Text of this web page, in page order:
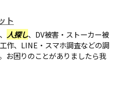
ト
人探し、DV被害・ストーカー被
作、LINE・スマホ調査などの調
お困りのことがありましたら我